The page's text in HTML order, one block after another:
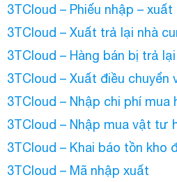
3TCloud – Phiếu nhập – xuất
3TCloud – Xuất trả lại nhà
3TCloud – Hàng bán bị trả lại
3TCloud – Xuất điều chuyển
3TCloud – Nhập chi phí mua
3TCloud – Nhập mua vật tư
3TCloud – Khai báo tồn kho
3TCloud – Mã nhập xuất